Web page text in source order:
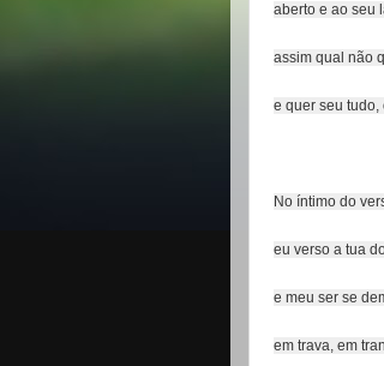
aberto e ao seu
assim qual não
e quer seu tudo,
No íntimo do
eu verso a tua
e meu ser se
em trava, em